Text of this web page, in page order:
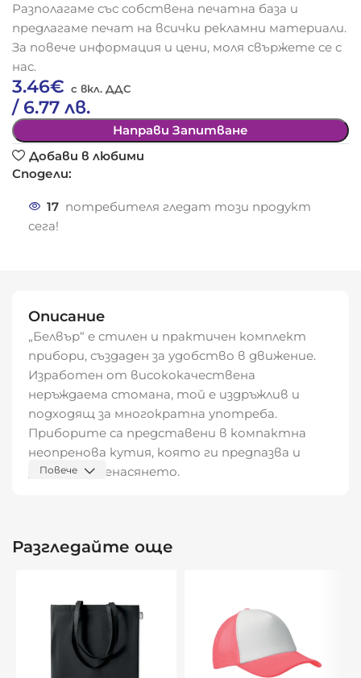
Разполагаме със собствена печатна база и
предлагаме печат на всички рекламни материали.
За повече информация и цени, моля свържете се с
нас.
3.46€
/ 6.77 лв.
Направи Запитване
Добави в любими
Сподели:
17 потребителя гледат този продукт
сега!
Описание
„Белвър“ е стилен и практичен комплект
прибори, създаден за удобство в движение.
Изработен от висококачествена
неръждаема стомана, той е издръжлив и
подходящ за многократна употреба.
Приборите са представени в компактна
неопренова кутия, която ги предпазва и
улеснява пренасянето.
или пътуване. Благодарение на компактния
устойчивите решения.
Характеристики:
Повече
Разгледайте още